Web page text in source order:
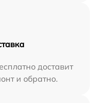
доставит
и обратно.